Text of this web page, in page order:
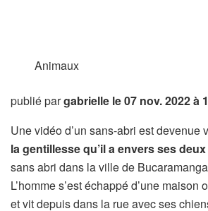
Animaux
publié pargabrielle le 07 nov. 2022 à
Une vidéo d’un sans-abri est devenue
la gentillesse qu’il a envers ses
sans abri dans la ville de
L’homme s’est échappé d’une maison
et vit depuis dans la rue avec ses